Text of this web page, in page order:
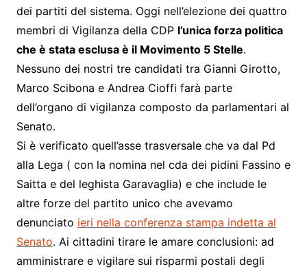
dei partiti del sistema. Oggi nell’elezione dei quattro
membri di Vigilanza della CDP l’unica forza politica
che è stata esclusa è il Movimento 5 Stelle.
Nessuno dei nostri tre candidati tra Gianni Girotto,
Marco Scibona e Andrea Cioffi farà parte
dell’organo di vigilanza composto da parlamentari al
Senato.
Si è verificato quell’asse trasversale che va dal Pd
alla Lega ( con la nomina nel cda dei pidini Fassino e
Saitta e del leghista Garavaglia) e che include le
altre forze del partito unico che avevamo
denunciato ieri nella conferenza stampa indetta al
Senato. Ai cittadini tirare le amare conclusioni: ad
amministrare e vigilare sui risparmi postali degli